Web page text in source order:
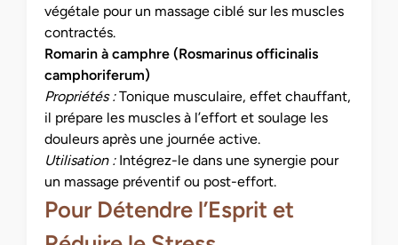
végétale pour un massage ciblé sur les muscles
contractés.
Romarin à camphre (Rosmarinus officinalis
camphoriferum)
Propriétés :Tonique musculaire, effet chauffant,
il prépare les muscles à l’effort et soulage les
douleurs après une journée active.
Utilisation :Intégrez-le dans une synergie pour
un massage préventif ou post-effort.
Pour Détendre l’Esprit et